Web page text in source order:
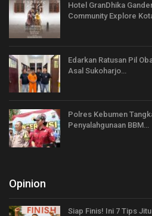
Hotel GranDhika
Community Explore
Edarkan Ratusan Pil
Asal Sukoharjo…
Polres Kebumen
Penyalahgunaan BBM…
Opinion
Siap Finis! Ini 7 Tips